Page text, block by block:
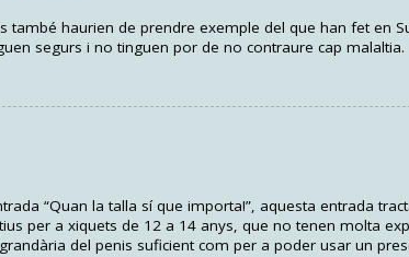
també haurien de prendre exemple del que han fet en
segurs i no tinguen por de no contraure cap malaltia.
“Quan la talla sí que importa!”, aquesta entrada
per a xiquets de 12 a 14 anys, que no tenen molta
del penis suficient com per a poder usar un